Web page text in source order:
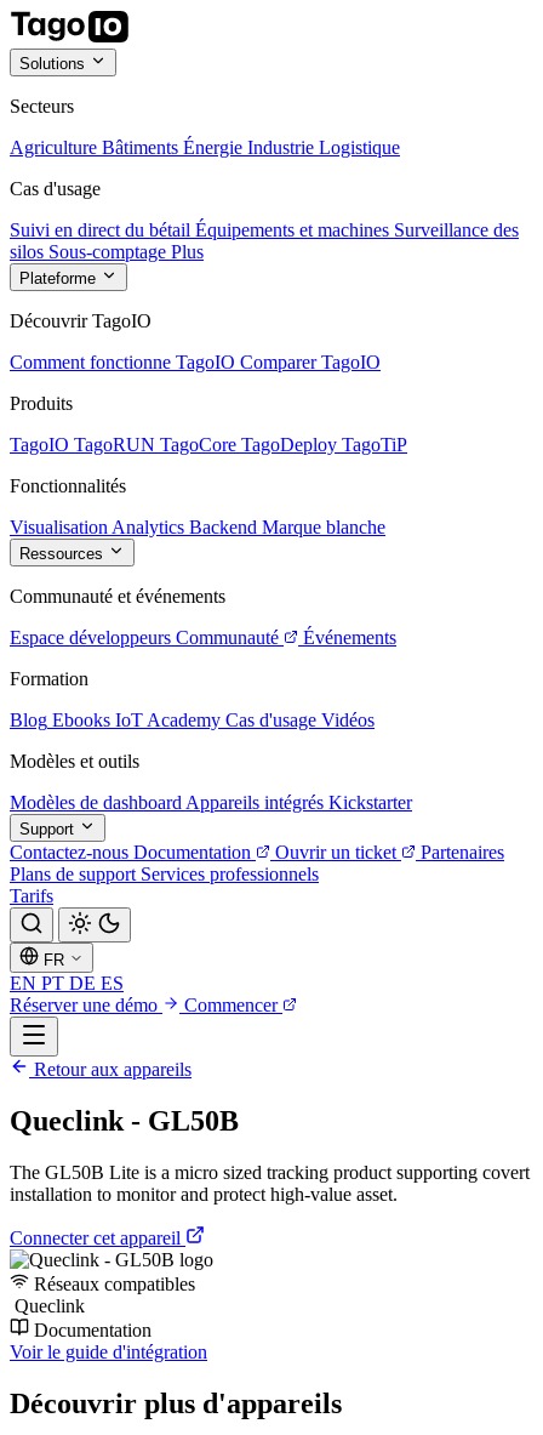
Solutions
Secteurs
Agriculture Bâtiments Énergie Industrie Logistique
Cas d'usage
Suivi en direct du bétail Équipements et machines Surveillance des
silos Sous-comptage Plus
Plateforme
Découvrir TagoIO
Comment fonctionne TagoIO Comparer TagoIO
Produits
TagoIO TagoRUN TagoCore TagoDeploy TagoTiP
Fonctionnalités
Visualisation Analytics Backend Marque blanche
Ressources
Communauté et événements
Espace développeurs Communauté
Événements
Formation
Blog Ebooks IoT Academy Cas d'usage Vidéos
Modèles et outils
Modèles de dashboard Appareils intégrés Kickstarter
Support
Contactez-nous Documentation Ouvrir un ticket
Partenaires
Plans de support Services professionnels
Tarifs
FR
EN PT DE ES
Réserver une démo
Commencer
Retour aux appareils
Queclink - GL50B
The GL50B Lite is a micro sized tracking product supporting covert
installation to monitor and protect high-value asset.
Connecter cet appareil
Réseaux compatibles
Queclink
Documentation
Voir le guide d'intégration
Découvrir plus d'appareils